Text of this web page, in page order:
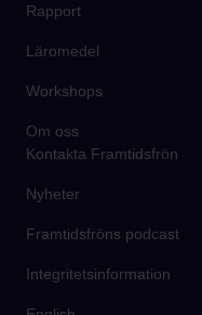
Rapport
Läromedel
Workshops
Om oss
Kontakta Framtidsfrön
Nyheter
Framtidsfröns podcast
Integritetsinformation